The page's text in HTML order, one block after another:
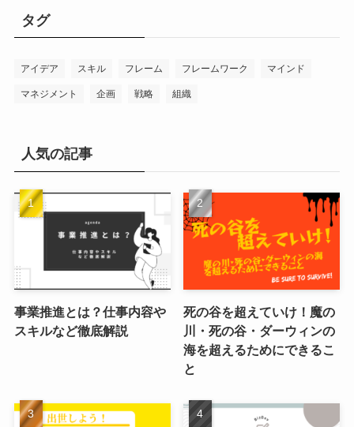
ー
タグ
アイデア スキル フレーム フレームワーク マインド
マネジメント 企画 戦略 組織
人気の記事
事業推進とは？仕事内容や
スキルなど徹底解説
死の谷を超えていけ！魔の
川・死の谷・ダーウィンの
海を超えるためにできるこ
と